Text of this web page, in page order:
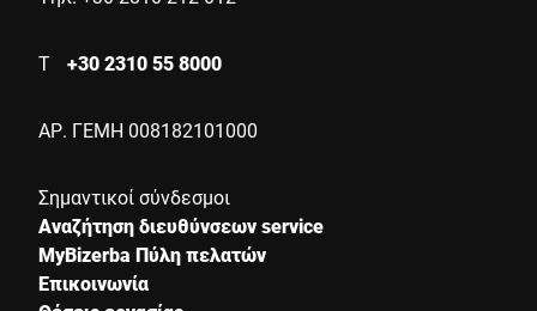
Τ +30 2310 55 8000
ΑΡ. ΓΕΜΗ 008182101000
Σημαντικοί σύνδεσμοι
Αναζήτηση διευθύνσεων service
MyBizerba Πύλη πελατών
Επικοινωνία